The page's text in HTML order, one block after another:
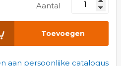
Aantal
Toevoegen
aan persoonlijke catalogus